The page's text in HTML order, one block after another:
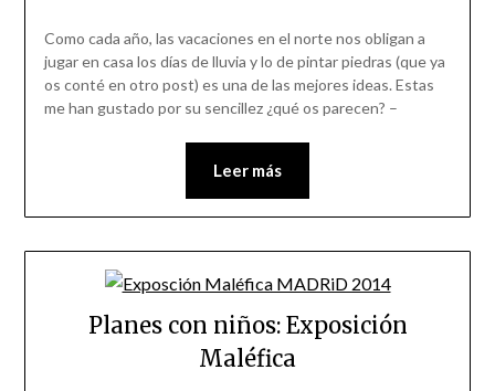
Como cada año, las vacaciones en el norte nos obligan a
jugar en casa los días de lluvia y lo de pintar piedras (que ya
os conté en otro post) es una de las mejores ideas. Estas
me han gustado por su sencillez ¿qué os parecen? –
Leer más
Planes con niños: Exposición
Maléfica